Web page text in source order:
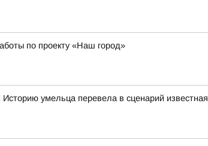
по проекту «Наш город»
умельца перевела в сценарий